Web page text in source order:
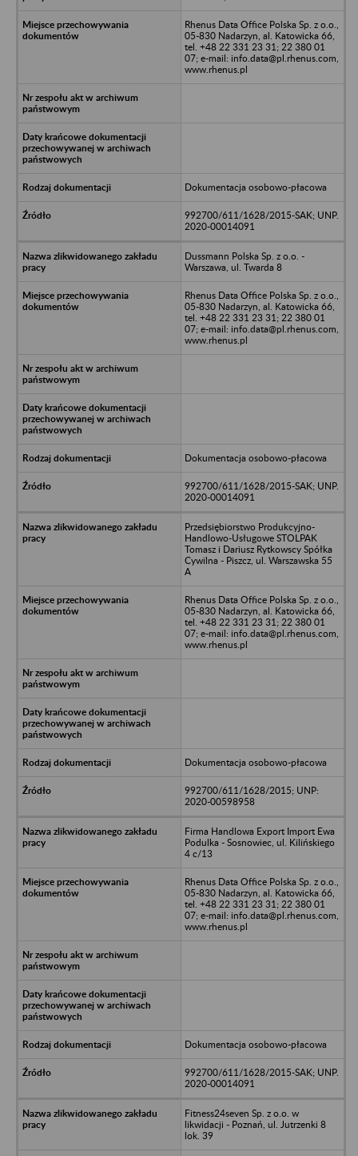
Rhenus Data Office Polska Sp. z o.o.,
05-830 Nadarzyn, al. Katowicka 66,
tel. +48 22 331 23 31; 22 380 01
07; e-mail: info.data@pl.rhenus.com,
www.rhenus.pl
Dokumentacja osobowo-płacowa
992700/611/1628/2015-SAK; UNP.
2020-00014091
Dussmann Polska Sp. z o.o. -
Warszawa, ul. Twarda 8
Rhenus Data Office Polska Sp. z o.o.,
05-830 Nadarzyn, al. Katowicka 66,
tel. +48 22 331 23 31; 22 380 01
07; e-mail: info.data@pl.rhenus.com,
www.rhenus.pl
Dokumentacja osobowo-płacowa
992700/611/1628/2015-SAK; UNP.
2020-00014091
Przedsiębiorstwo Produkcyjno-
Handlowo-Usługowe STOLPAK
Tomasz i Dariusz Rytkowscy Spółka
Cywilna - Piszcz, ul. Warszawska 55
A
Rhenus Data Office Polska Sp. z o.o.,
05-830 Nadarzyn, al. Katowicka 66,
tel. +48 22 331 23 31; 22 380 01
07; e-mail: info.data@pl.rhenus.com,
www.rhenus.pl
Dokumentacja osobowo-płacowa
992700/611/1628/2015; UNP:
2020-00598958
Firma Handlowa Export Import Ewa
Podulka - Sosnowiec, ul. Kilińskiego
4 c/13
Rhenus Data Office Polska Sp. z o.o.,
05-830 Nadarzyn, al. Katowicka 66,
tel. +48 22 331 23 31; 22 380 01
07; e-mail: info.data@pl.rhenus.com,
www.rhenus.pl
Dokumentacja osobowo-płacowa
992700/611/1628/2015-SAK; UNP.
2020-00014091
Fitness24seven Sp. z o.o. w
likwidacji - Poznań, ul. Jutrzenki 8
lok. 39